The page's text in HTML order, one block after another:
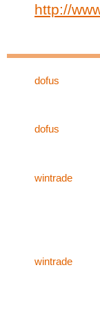
http://
dofus
dofus
wintrade
wintrade